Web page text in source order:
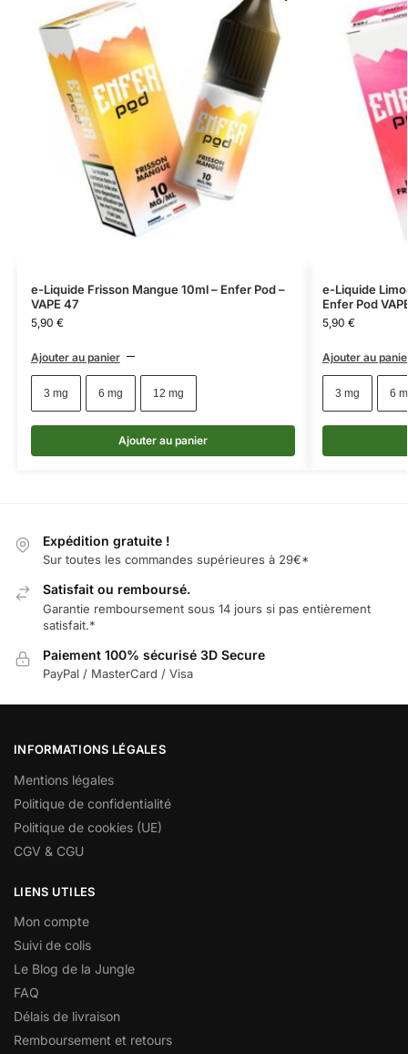
e-Liquide Frisson Mangue 10ml – Enfer Pod –
VAPE 47
5,90 €
Ajouter au panier
3 mg 6 mg 12 mg
Ajouter au panier
e-Liquide
Enfer Pod
5,90 €
Ajouter au
3 mg 6
Expédition gratuite !
Sur toutes les commandes supérieures à 29€*
Satisfait ou remboursé.
Garantie remboursement sous 14 jours si pas entièrement
satisfait.*
Paiement 100% sécurisé 3D Secure
PayPal / MasterCard / Visa
INFORMATIONS LÉGALES
Mentions légales
Politique de confidentialité
Politique de cookies (UE)
CGV & CGU
LIENS UTILES
Mon compte
Suivi de colis
Le Blog de la Jungle
FAQ
Délais de livraison
Remboursement et retours